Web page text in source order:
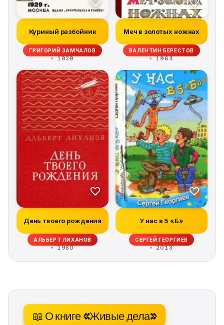
Куриный разбойник
ГРИГОРИЙ ЗАМЧАЛОВ
1929
Меч в золотых ножнах
ВАЛЕНТИН БЕРЕСТОВ
1964
День твоего рождения
АЛЬБЕРТ ЛИХАНОВ
1980
У нас в 5 «Б»
СЕРГЕЙ ГЕОРГИЕВ
2013
📖 О книге «Живые дела»